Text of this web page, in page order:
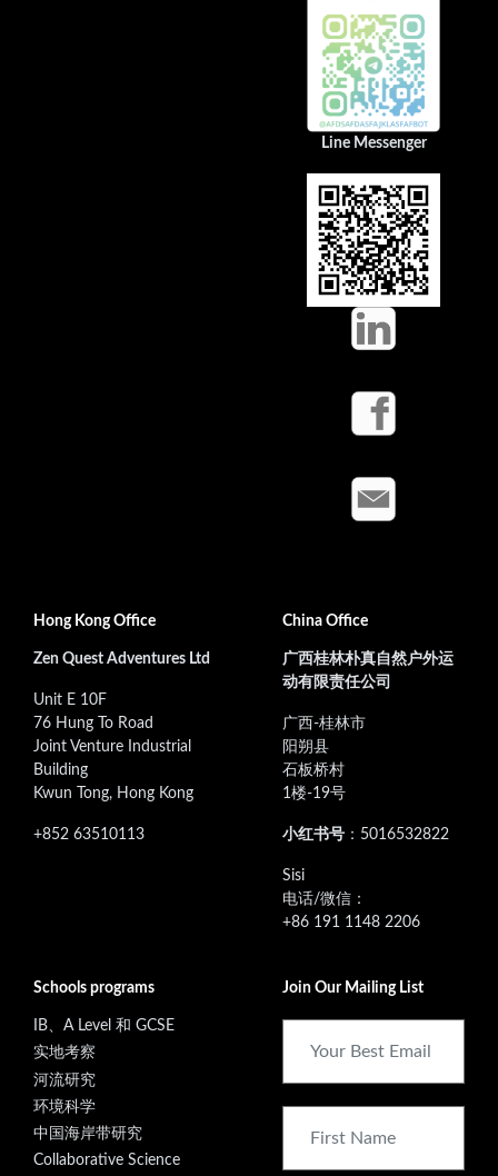
Line Messenger
Hong Kong Office
Zen Quest Adventures Ltd
Unit E 10F
76 Hung To Road
Joint Venture Industrial
Building
Kwun Tong, Hong Kong
+852 63510113
China Office
广西桂林朴真自然户外运
动有限责任公司
广西-桂林市
阳朔县
石板桥村
1楼-19号
小红书号 ：5016532822
‭Sisi
电话/微信：
+86 191 1148 2206
Schools programs
IB、A Level 和 GCSE
实地考察
河流研究
环境科学
中国海岸带研究
Collaborative Science
Join Our Mailing List